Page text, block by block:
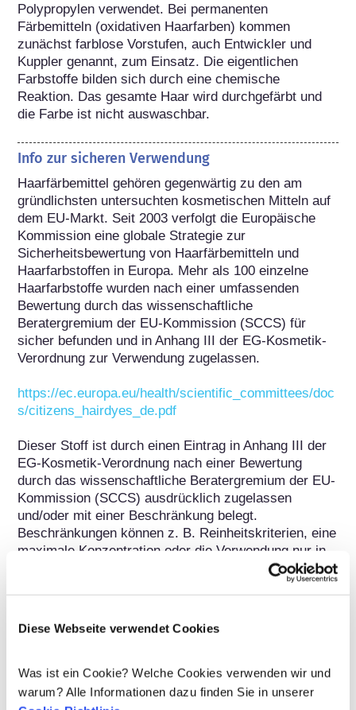
Diese Webseite verwendet Cookies
Was ist ein Cookie? Welche Cookies verwenden wir und
warum? Alle Informationen dazu finden Sie in unserer
Polypropylen verwendet. Bei permanenten
Färbemitteln (oxidativen Haarfarben) kommen
zunächst farblose Vorstufen, auch Entwickler und
Kuppler genannt, zum Einsatz. Die eigentlichen
Farbstoffe bilden sich durch eine chemische
Reaktion. Das gesamte Haar wird durchgefärbt und
die Farbe ist nicht auswaschbar.
Info zur sicheren Verwendung
Haarfärbemittel gehören gegenwärtig zu den am
gründlichsten untersuchten kosmetischen Mitteln auf
dem EU-Markt. Seit 2003 verfolgt die Europäische
Kommission eine globale Strategie zur
Sicherheitsbewertung von Haarfärbemitteln und
Haarfarbstoffen in Europa. Mehr als 100 einzelne
Haarfarbstoffe wurden nach einer umfassenden
Bewertung durch das wissenschaftliche
Beratergremium der EU-Kommission (SCCS) für
sicher befunden und in Anhang III der EG-Kosmetik-
Verordnung zur Verwendung zugelassen.
https://ec.europa.eu/health/scientific_committees/doc
s/citizens_hairdyes_de.pdf
Dieser Stoff ist durch einen Eintrag in Anhang III der
EG-Kosmetik-Verordnung nach einer Bewertung
durch das wissenschaftliche Beratergremium der EU-
Kommission (SCCS) ausdrücklich zugelassen
und/oder mit einer Beschränkung belegt.
Beschränkungen können z. B. Reinheitskriterien, eine
maximale Konzentration oder die Verwendung nur in
bestimmten Produktkategorien sein. Unter den im
sicher.
Weitere Informationen
Zur Aufklärung eines Verdachts auf eine
Kontaktallergie kann dieser Stoff routinemäßig im